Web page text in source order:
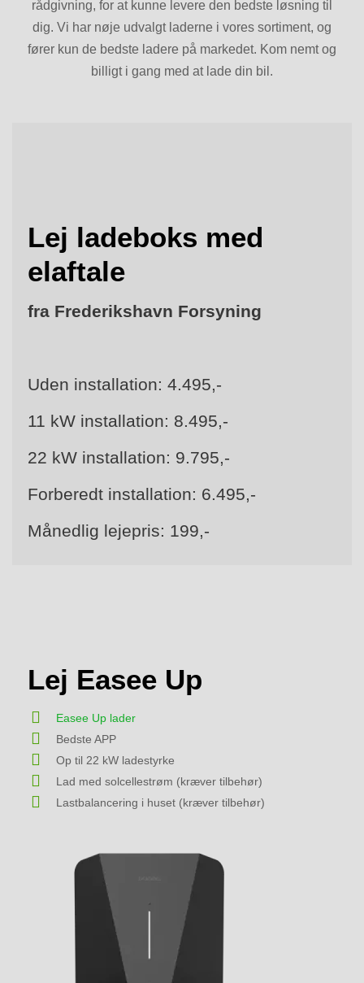
rådgivning, for at kunne levere den bedste løsning til
dig. Vi har nøje udvalgt laderne i vores sortiment, og
fører kun de bedste ladere på markedet. Kom nemt og
billigt i gang med at lade din bil.
Lej ladeboks med
elaftale
fra Frederikshavn Forsyning
Uden installation: 4.495,-
11 kW installation: 8.495,-
22 kW installation: 9.795,-
Forberedt installation: 6.495,-
Månedlig lejepris: 199,-
Lej Easee Up
Easee Up lader
Bedste APP
Op til 22 kW ladestyrke
Lad med solcellestrøm (kræver tilbehør)
Lastbalancering i huset (kræver tilbehør)